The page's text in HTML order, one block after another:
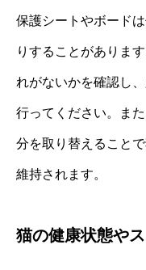
保護シートやボード
りすることがありま
れがないかを確認し
行ってください。ま
分を取り替えること
維持されます。
猫の健康状態や